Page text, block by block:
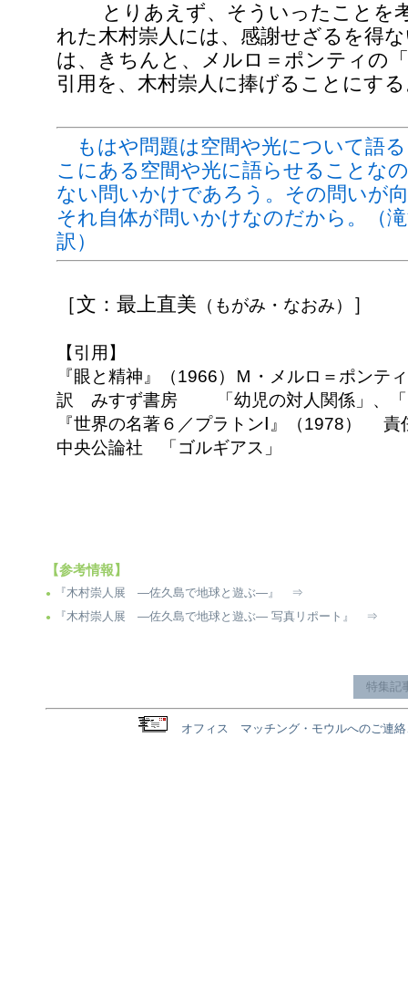
とりあえず、そういったことを
れた木村崇人には、感謝せざるを得
は、きちんと、メルロ＝ポンティの
引用を、木村崇人に捧げることにす
もはや問題は空間や光について語
こにある空間や光に語らせることな
ない問いかけであろう。その問いが
それ自体が問いかけなのだから。（
訳）
［文：最上直美 （もがみ・なおみ） ］
【引用】
『眼と精神』（1966）Ｍ・メルロ＝ポンテ
訳 みすず書房 「幼児の対人関係」、「
『世界の名著６／プラトンⅠ』（1978）
中央公論社 「ゴルギアス」
【参考情報】
● 『木村崇人展 ―佐久島で地球と遊ぶ―』 ⇒
● 『木村崇人展 ―佐久島で地球と遊ぶ― 写真リポート』 ⇒
特集記
オフィス マッチング・モウルへのご連